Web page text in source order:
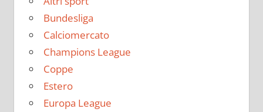
Bundesliga
Calciomercato
Champions League
Coppe
Estero
Europa League